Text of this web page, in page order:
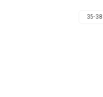
35-38